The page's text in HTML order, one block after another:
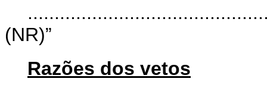
(NR)”
Razões dos vetos